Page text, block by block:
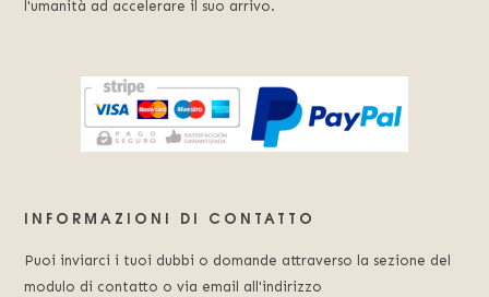
l'umanità ad accelerare il suo arrivo.
INFORMAZIONI DI CONTATTO
Puoi inviarci i tuoi dubbi o domande attraverso la sezione del
modulo di contatto o via email all'indirizzo